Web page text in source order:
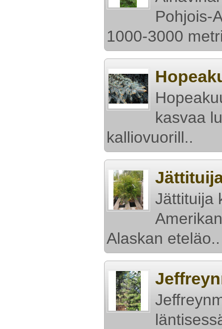
Pohjois-
1000-3000
kasvaa
kalliovuorill..
Jättituija
Alaskan eteläo..